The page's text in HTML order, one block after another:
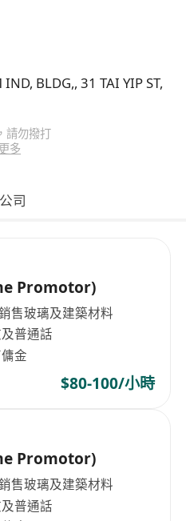
BLDG,, 31 TAI YIP ST,
請勿撥打
多
司
Promotor)
售玻璃及建築材料
普通話
金
$80-100/小時
Promotor)
售玻璃及建築材料
普通話